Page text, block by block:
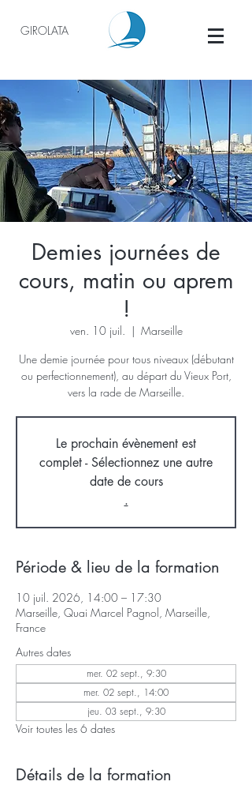
GIROLATA
Demies journées de
cours, matin ou aprem
!
ven. 10 juil.
  |
Marseille
Une demie journée pour tous niveaux (débutant
ou perfectionnement), au départ du Vieux Port,
vers la rade de Marseille.
Le prochain évènement est
complet - Sélectionnez une autre
date de cours
.
Période & lieu de la formation
10 juil. 2026, 14:00 – 17:30
Marseille, Quai Marcel Pagnol, Marseille,
France
Autres dates
mer. 02 sept., 9:30
mer. 02 sept., 14:00
jeu. 03 sept., 9:30
Voir toutes les 6 dates
Détails de la formation